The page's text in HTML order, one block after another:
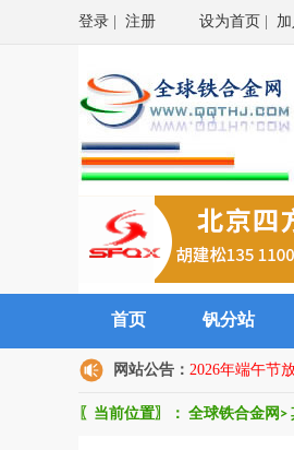
登录 注册 设为首页
首页 钒分站
网站公告： 2026年端午节
〖当前位置〗： 全球铁合金网 >